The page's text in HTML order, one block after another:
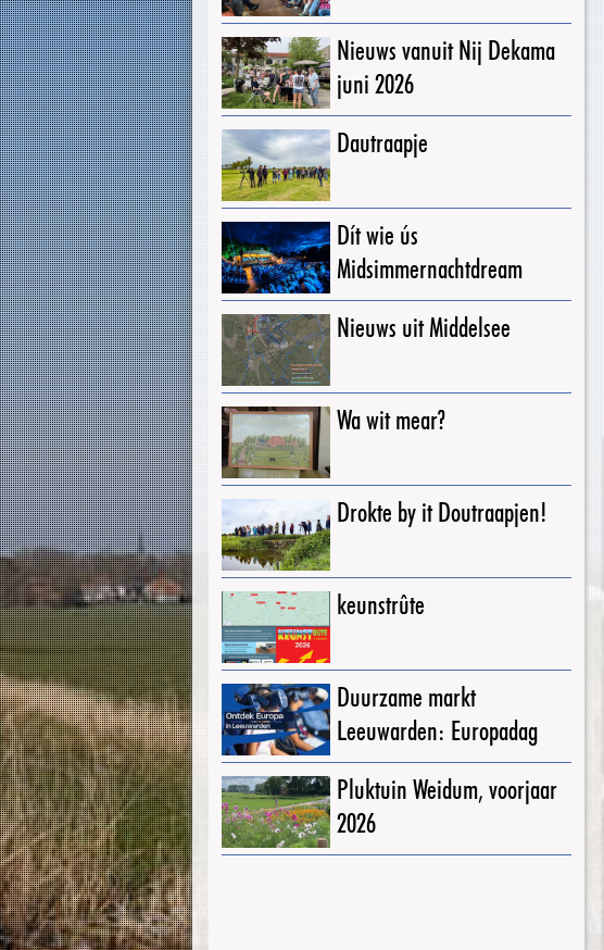
Nieuws vanuit Nij Dekama
juni 2026
Dautraapje
Dít wie ús
Midsimmernachtdream
Nieuws uit Middelsee
Wa wit mear?
Drokte by it Doutraapjen!
keunstrûte
Duurzame markt
Leeuwarden: Europadag
Pluktuin Weidum, voorjaar
2026